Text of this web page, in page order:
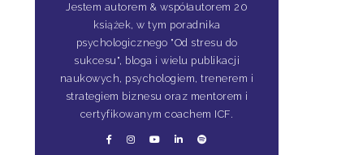
Jestem autorem & współautorem 20
książek, w tym poradnika
psychologicznego "Od stresu do
sukcesu", bloga i wielu publikacji
naukowych, psychologiem, trenerem i
strategiem biznesu oraz mentorem i
certyfikowanym coachem ICF.